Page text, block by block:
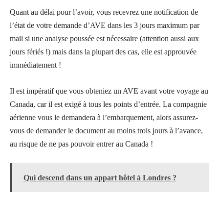
Quant au délai pour l’avoir, vous recevrez une notification de
l’état de votre demande d’AVE dans les 3 jours maximum par
mail si une analyse poussée est nécessaire (attention aussi aux
jours fériés !) mais dans la plupart des cas, elle est approuvée
immédiatement !
Il est impératif que vous obteniez un AVE avant votre voyage au
Canada, car il est exigé à tous les points d’entrée. La compagnie
aérienne vous le demandera à l’embarquement, alors assurez-
vous de demander le document au moins trois jours à l’avance,
au risque de ne pas pouvoir entrer au Canada !
Qui descend dans un appart hôtel à Londres ?